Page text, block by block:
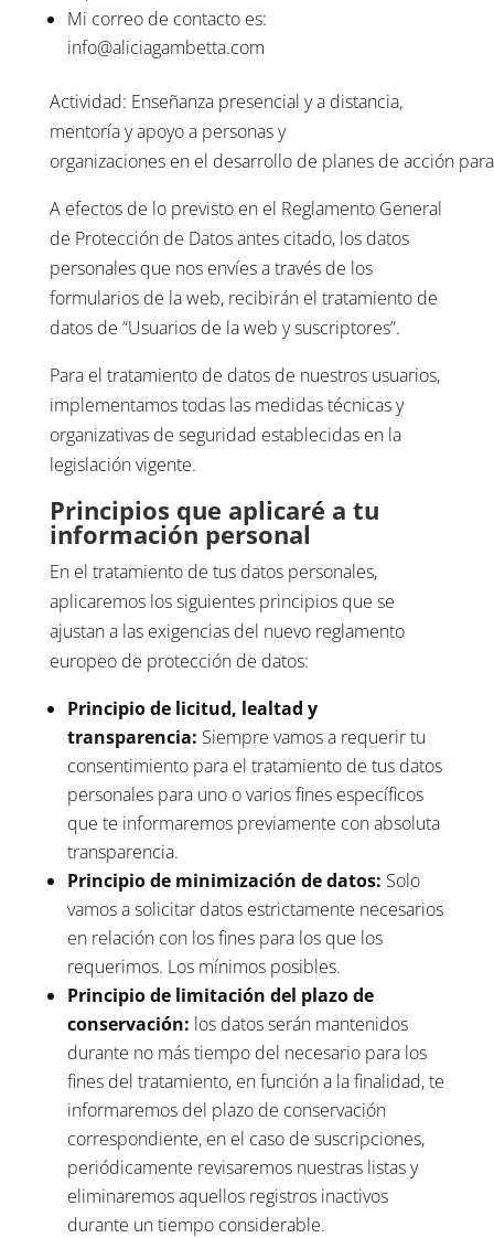
Mi correo de contacto es:
info@aliciagambetta.com
Actividad: Enseñanza presencial y a distancia,
mentoría y apoyo a personas y
organizaciones en el desarrollo de planes de acción
A efectos de lo previsto en el Reglamento General
de Protección de Datos antes citado, los datos
personales que nos envíes a través de los
formularios de la web, recibirán el tratamiento de
datos de “Usuarios de la web y suscriptores”.
Para el tratamiento de datos de nuestros usuarios,
implementamos todas las medidas técnicas y
organizativas de seguridad establecidas en la
legislación vigente.
Principios que aplicaré a tu
información personal
En el tratamiento de tus datos personales,
aplicaremos los siguientes principios que se
ajustan a las exigencias del nuevo reglamento
europeo de protección de datos:
Principio de licitud, lealtad y
transparencia: Siempre vamos a requerir tu
consentimiento para el tratamiento de tus datos
personales para uno o varios fines específicos
que te informaremos previamente con absoluta
transparencia.
Principio de minimización de datos: Solo
vamos a solicitar datos estrictamente necesarios
en relación con los fines para los que los
requerimos. Los mínimos posibles.
Principio de limitación del plazo de
conservación: los datos serán mantenidos
durante no más tiempo del necesario para los
fines del tratamiento, en función a la finalidad, te
informaremos del plazo de conservación
correspondiente, en el caso de suscripciones,
periódicamente revisaremos nuestras listas y
eliminaremos aquellos registros inactivos
durante un tiempo considerable.